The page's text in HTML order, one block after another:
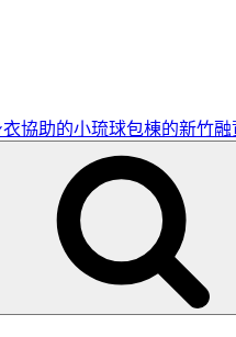
協助的小琉球包棟的新竹融